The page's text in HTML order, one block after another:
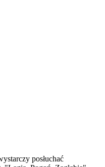
posłuchać